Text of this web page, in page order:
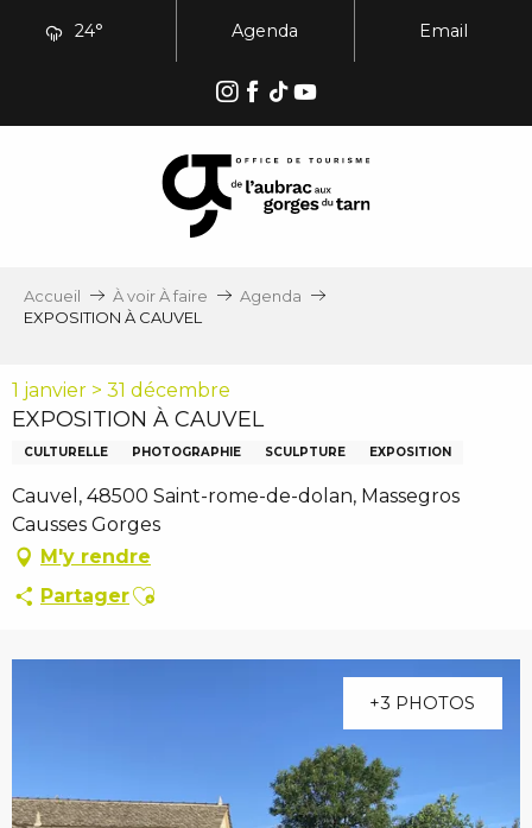
24° Agenda Email
Accueil À voir À faire
Agenda
EXPOSITION À CAUVEL
1 janvier > 31 décembre
EXPOSITION À CAUVEL
CULTURELLE PHOTOGRAPHIE SCULPTURE EXPOSITION
Cauvel, 48500 Saint-rome-de-dolan, Massegros
Causses Gorges
M'y rendre
PartagerAjouter aux favoris
+3 PHOTOS